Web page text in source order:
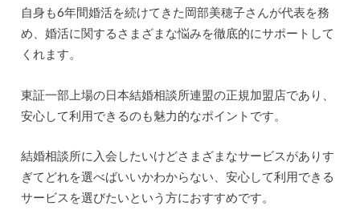
自身も6年間婚活を続けてきた岡部美穂子さんが代表を務
め、婚活に関するさまざまな悩みを徹底的にサポートして
くれます。
東証一部上場の日本結婚相談所連盟の正規加盟店であり、
安心して利用できるのも魅力的なポイントです。
結婚相談所に入会したいけどさまざまなサービスがありす
ぎてどれを選べばいいかわからない、安心して利用できる
サービスを選びたいという方におすすめです。